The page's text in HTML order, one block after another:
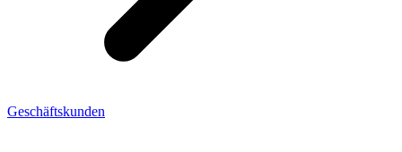
Geschäftskunden